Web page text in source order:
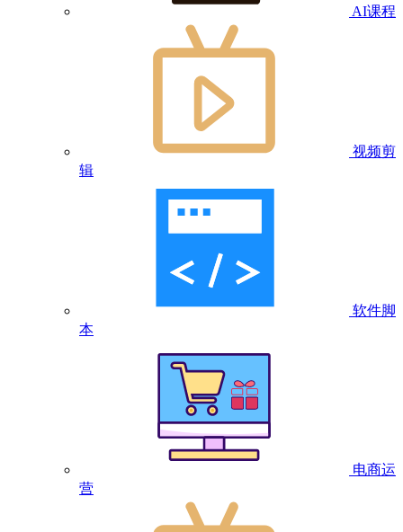
AI课程
视频剪
辑
软件脚
本
电商运
营